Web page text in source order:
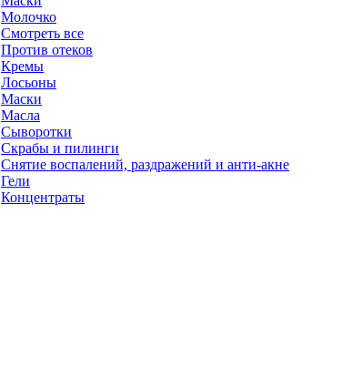
Молочко
Смотреть все
Против отеков
Кремы
Лосьоны
Маски
Масла
Сыворотки
Скрабы и пилинги
Снятие воспалений, раздражений и анти-акне
Гели
Концентраты